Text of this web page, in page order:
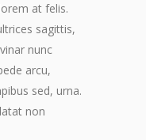
at felis.
sagittis,
nunc
arcu,
sed, urna.
non